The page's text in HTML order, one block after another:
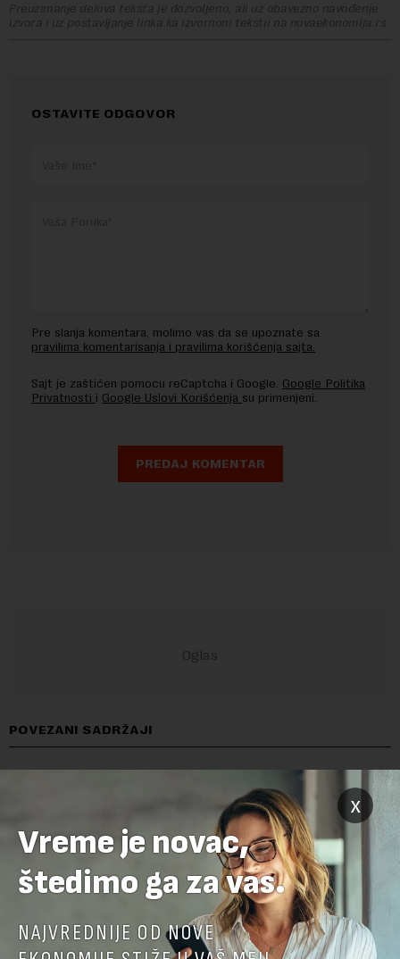
Preuzimanje delova teksta je dozvoljeno, ali uz obavezno navođenje
izvora i uz postavljanje linka ka izvornom tekstu na novaekonomija.rs
OSTAVITE ODGOVOR
Pre slanja komentara, molimo vas da se upoznate sa
pravilima komentarisanja i pravilima korišćenja sajta.
Sajt je zaštićen pomocu reCaptcha i Google. Google Politika
Privatnosti i Google Uslovi Korišćenja su primenjeni.
POVEZANI SADRŽAJI
x
Vreme je novac,
štedimo ga za vas.
NAJVREDNIJE OD NOVE